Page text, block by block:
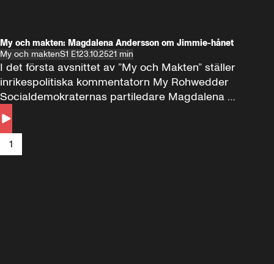
My och makten: Magdalena Andersson om Jimmie-hånet
My och maktenS1 E123.10.2521 min
I det första avsnittet av ”My och Makten” ställer
inrikespolitiska kommentatorn My Rohwedder
Socialdemokraternas partiledare Magdalena
Andersson till svars.
1